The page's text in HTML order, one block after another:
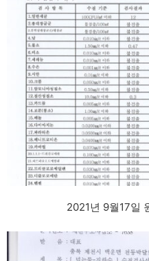
2021년 9월17일